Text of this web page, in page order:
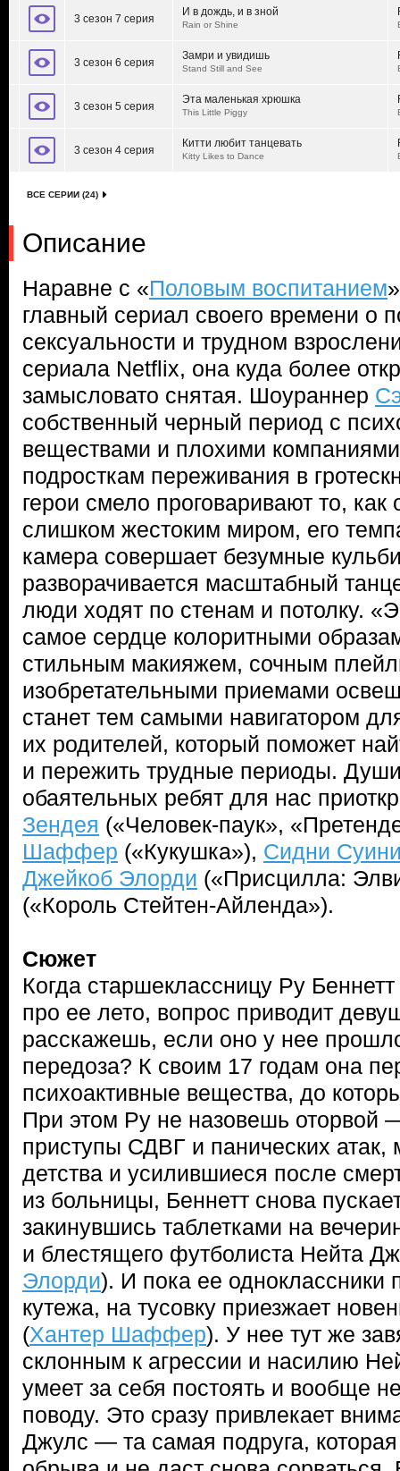
3 сезон 7 серия
И в дождь, и в зной
Rain or Shine
3 сезон 6 серия
Замри и увидишь
Stand Still and See
3 сезон 5 серия
Эта маленькая хрюшка
This Little Piggy
3 сезон 4 серия
Китти любит танцевать
Kitty Likes to Dance
ВСЕ СЕРИИ (24)
Описание
Наравне с «Половым воспитанием
главный сериал своего времени о
сексуальности и трудном
сериала Netflix, она куда более
замысловато снятая. Шоураннер
собственный черный период с
веществами и плохими компаниями
подросткам переживания в
герои смело проговаривают то,
слишком жестоким миром, его
камера совершает безумные
разворачивается масштабный
люди ходят по стенам и потолку.
самое сердце колоритными
стильным макияжем, сочным
изобретательными приемами
станет тем самыми навигатором
их родителей, который поможет
и пережить трудные периоды.
обаятельных ребят для нас
Зендея («Человек-паук»,
Шаффер («Кукушка»), Сидни
Джейкоб Элорди («Присцилла:
(«Король Стейтен-Айленда»).
Сюжет
Когда старшеклассницу Ру Беннетт
про ее лето, вопрос приводит
расскажешь, если оно у нее
передоза? К своим 17 годам она
психоактивные вещества, до
При этом Ру не назовешь оторвой
приступы СДВГ и панических
детства и усилившиеся после
из больницы, Беннетт снова
закинувшись таблетками на
и блестящего футболиста Нейта
Элорди). И пока ее одноклассники
кутежа, на тусовку приезжает
(Хантер Шаффер). У нее тут же
склонным к агрессии и насилию
умеет за себя постоять и вообще
поводу. Это сразу привлекает
Джулс — та самая подруга,